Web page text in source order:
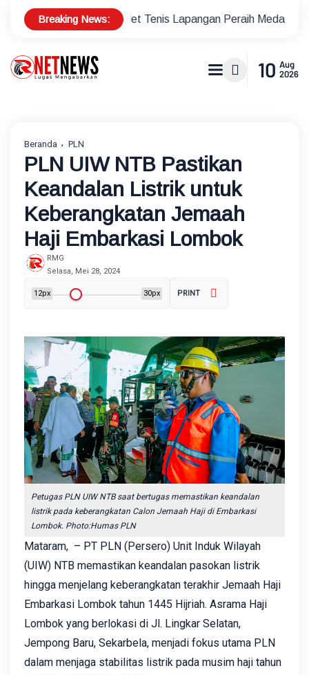
Breaking News:
Atlet Tenis Lapangan Peraih Medali di Ajang Porprov
10 Aug
2026
Beranda PLN
PLN UIW NTB Pastikan
Keandalan Listrik untuk
Keberangkatan Jemaah
Haji Embarkasi Lombok
RMG
Selasa, Mei 28, 2024
12px 30px PRINT
Petugas PLN UIW NTB saat bertugas memastikan keandalan
listrik pada keberangkatan Calon Jemaah Haji di Embarkasi
Lombok. Photo:Humas PLN
Mataram, – PT PLN (Persero) Unit Induk Wilayah
(UIW) NTB memastikan keandalan pasokan listrik
hingga menjelang keberangkatan terakhir Jemaah Haji
Embarkasi Lombok tahun 1445 Hijriah. Asrama Haji
Lombok yang berlokasi di Jl. Lingkar Selatan,
Jempong Baru, Sekarbela, menjadi fokus utama PLN
dalam menjaga stabilitas listrik pada musim haji tahun